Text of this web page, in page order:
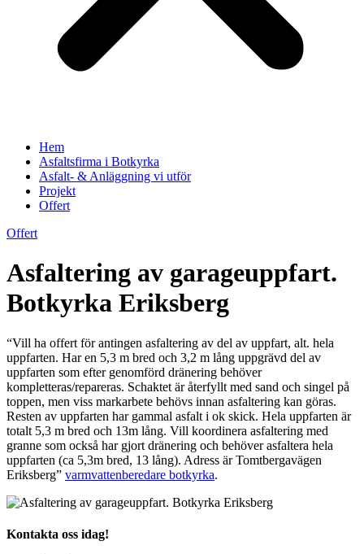
Hem
Asfaltsfirma i Botkyrka
Asfalt- & Anläggning vi utför
Projekt
Offert
Offert
Asfaltering av garageuppfart.
Botkyrka Eriksberg
“Vill ha offert för antingen asfaltering av del av uppfart, alt. hela
uppfarten. Har en 5,3 m bred och 3,2 m lång uppgrävd del av
uppfarten som efter genomförd dränering behöver
kompletteras/repareras. Schaktet är återfyllt med sand och singel på
toppen, men viss markarbete behövs innan asfaltering kan göras.
Resten av uppfarten har gammal asfalt i ok skick. Hela uppfarten är
totalt 5,3 m bred och 13m lång. Vill koordinera asfaltering med
granne som också har gjort dränering och behöver asfaltera hela
uppfarten (ca 5,3m bred, 13 lång). Adress är Tomtbergavägen
Eriksberg” varmvattenberedare botkyrka.
Kontakta oss idag!